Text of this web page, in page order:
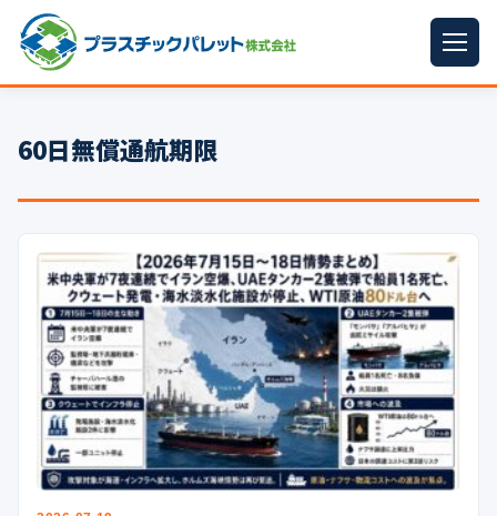
パレットサイズ
プラパレット ▼
コンテナ
中古パレット
再生原料
梱包資材
イラン情勢まとめ
60日無償通航期限